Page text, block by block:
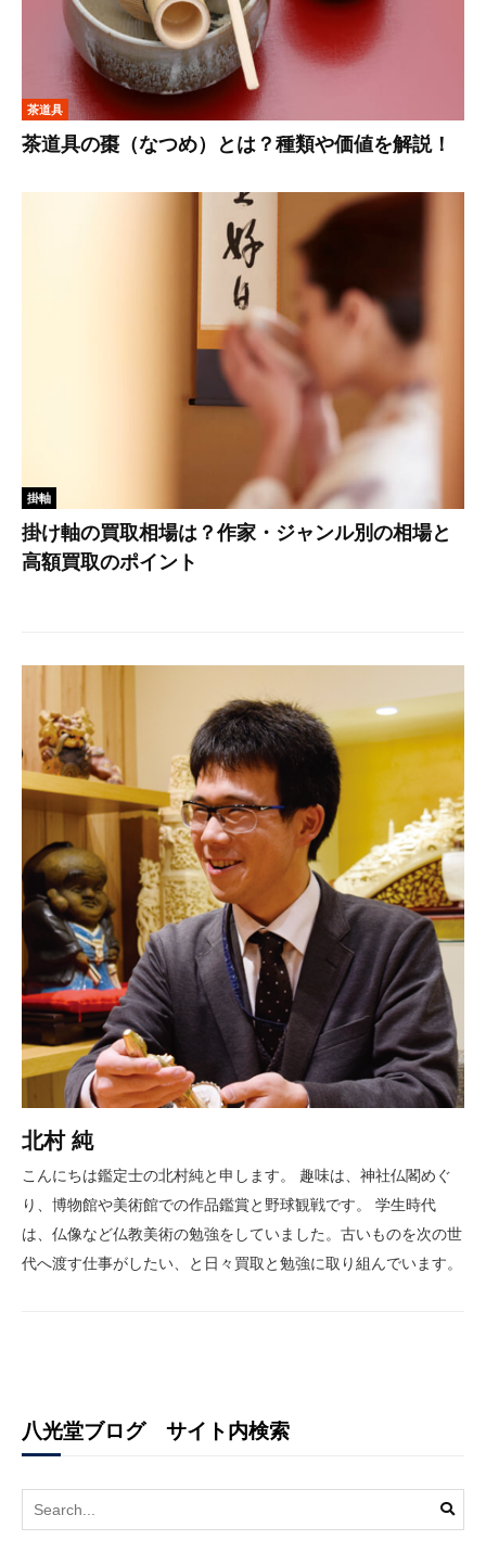
茶道具
茶道具の棗（なつめ）とは？種類や価値を解説！
掛軸
掛け軸の買取相場は？作家・ジャンル別の相場と
高額買取のポイント
北村 純
こんにちは鑑定士の北村純と申します。 趣味は、神社仏閣めぐ
り、博物館や美術館での作品鑑賞と野球観戦です。 学生時代
は、仏像など仏教美術の勉強をしていました。古いものを次の世
代へ渡す仕事がしたい、と日々買取と勉強に取り組んでいます。
八光堂ブログ サイト内検索
Search
for: